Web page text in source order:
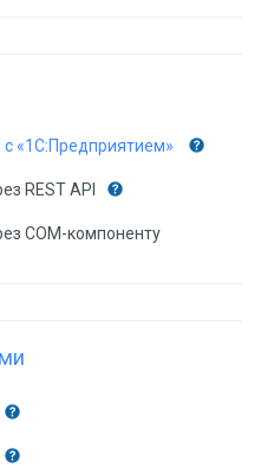
с «1С:Предприятием»
REST API
COM-компоненту